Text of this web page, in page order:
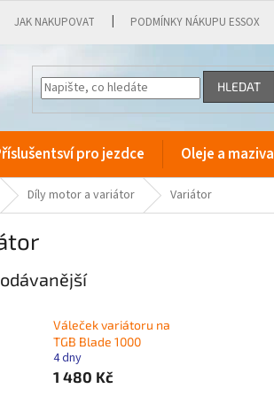
JAK NAKUPOVAT PODMÍNKY NÁKUPU ESSOX
HLEDAT
pro jezdce Oleje a maziva
Díly motor a variátor Variátor
Váleček variátoru na
TGB Blade 1000
4 dny
1 480 Kč